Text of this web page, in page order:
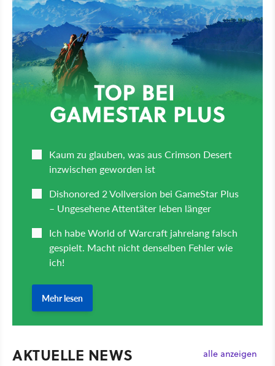
AKTUELLE NEWS alle anzeigen